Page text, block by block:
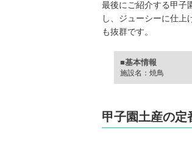
最後にご紹介する甲子
し、ジューシーに仕
も抜群です。
■基本情報
施設名：焼鳥
甲子園土産の定